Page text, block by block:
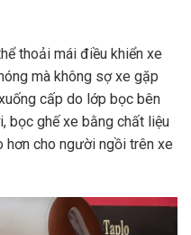
thoải mái điều khiển xe
mà không sợ xe gặp
cấp do lớp bọc bên
bọc ghế xe bằng chất liệu
hơn cho người ngồi trên xe